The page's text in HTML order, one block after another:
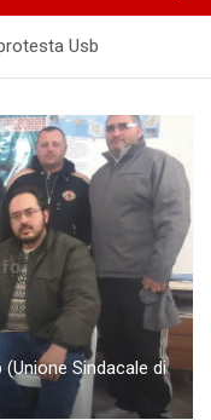
Usb
Sindacale di